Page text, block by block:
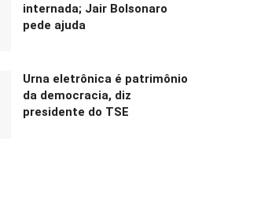
internada; Jair Bolsonaro
pede ajuda
Urna eletrônica é patrimônio
da democracia, diz
presidente do TSE